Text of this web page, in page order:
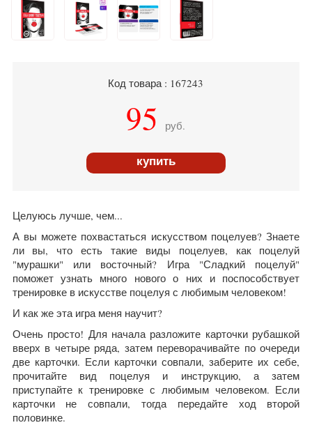
Код товара : 167243
95 руб.
купить
Целуюсь лучше, чем...
А вы можете похвастаться искусством поцелуев? Знаете
ли вы, что есть такие виды поцелуев, как поцелуй
"мурашки" или восточный? Игра "Сладкий поцелуй"
поможет узнать много нового о них и поспособствует
тренировке в искусстве поцелуя с любимым человеком!
И как же эта игра меня научит?
Очень просто! Для начала разложите карточки рубашкой
вверх в четыре ряда, затем переворачивайте по очереди
две карточки. Если карточки совпали, заберите их себе,
прочитайте вид поцелуя и инструкцию, а затем
приступайте к тренировке с любимым человеком. Если
карточки не совпали, тогда передайте ход второй
половинке.